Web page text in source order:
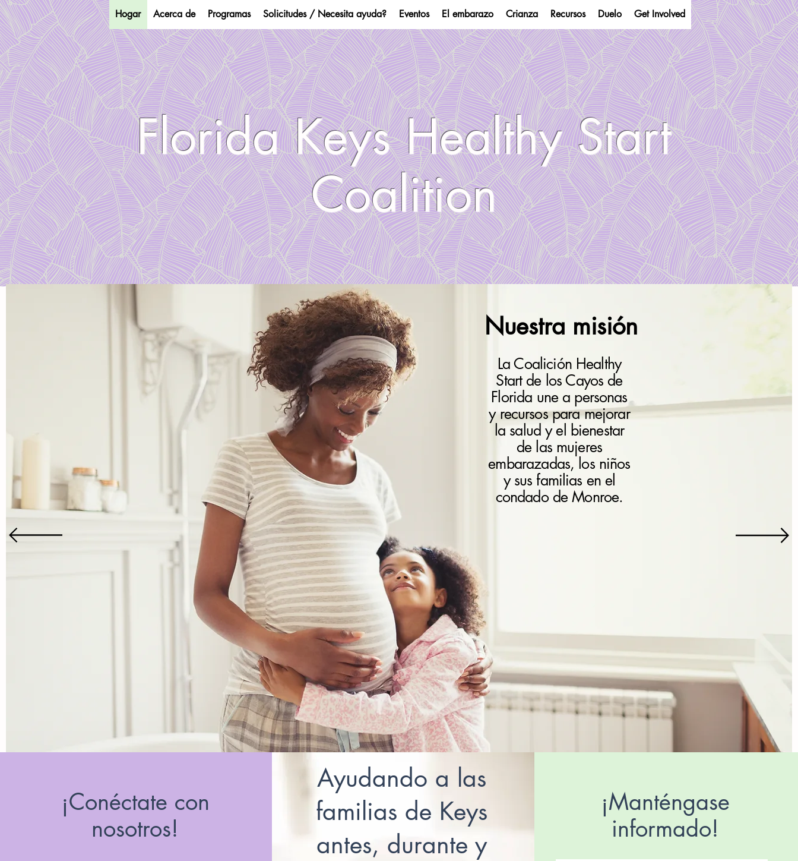
Florida Keys Healthy Start
Coalition
Nuestra misión
La Coalición Healthy
Start de los Cayos de
Florida une a personas
y recursos para mejorar
la salud y el bienestar
de las mujeres
embarazadas, los niños
y sus familias en el
condado de Monroe.
¡Conéctate con
nosotros!
Ayudando a las
familias de Keys
antes, durante y
¡Manténgase
informado!
Hogar Acerca de Programas Solicitudes / Necesita ayuda? Eventos El embarazo Crianza Recursos Duelo Get Involved